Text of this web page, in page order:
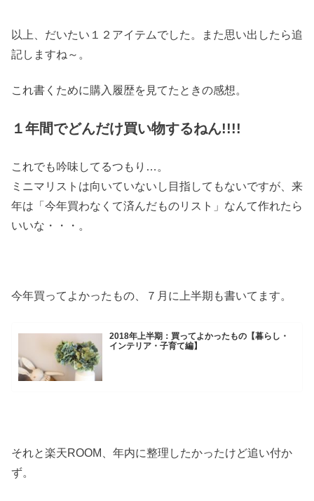
以上、だいたい１２アイテムでした。また思い出したら追
記しますね～。
これ書くために購入履歴を見てたときの感想。
１年間でどんだけ買い物するねん!!!!
これでも吟味してるつもり…。
ミニマリストは向いていないし目指してもないですが、来
年は「今年買わなくて済んだものリスト」なんて作れたら
いいな・・・。
今年買ってよかったもの、７月に上半期も書いてます。
2018年上半期：買ってよかったもの【暮らし・
インテリア・子育て編】
それと楽天ROOM、年内に整理したかったけど追い付か
ず。